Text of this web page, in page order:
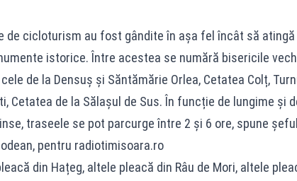
de cicloturism au fost gândite în așa fel încât să
istorice. Între acestea se numără bisericile
de la Densuș și Săntămărie Orlea, Cetatea Colț,
Cetatea de la Sălașul de Sus. În funcție de lungime și
traseele se pot parcurge între 2 și 6 ore, spune
pentru radiotimisoara.ro
din Hațeg, altele pleacă din Râu de Mori, altele